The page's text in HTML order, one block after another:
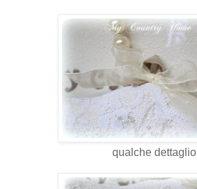
qualche dettaglio